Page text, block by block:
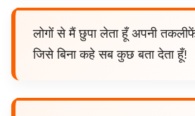
लोगों से मैं छुपा लेता हूँ अपनी
जिसे बिना कहे सब कुछ बता देता हूँ!